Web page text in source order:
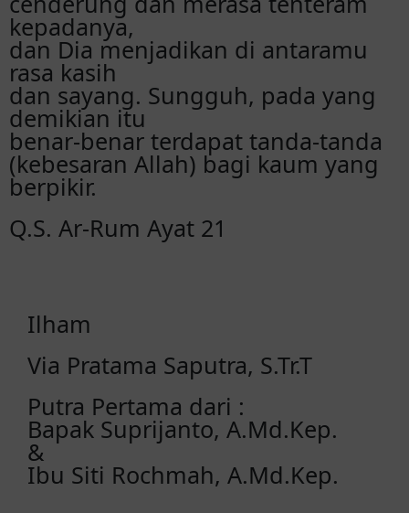
kepadanya,
dan Dia menjadikan di antaramu
rasa kasih
dan sayang. Sungguh, pada yang
demikian itu
benar-benar terdapat tanda-tanda
(kebesaran Allah) bagi kaum yang
berpikir.
Q.S. Ar-Rum Ayat 21
Ilham
Via Pratama Saputra, S.Tr.T
Putra Pertama dari :
Bapak Suprijanto, A.Md.Kep.
&
Ibu Siti Rochmah, A.Md.Kep.